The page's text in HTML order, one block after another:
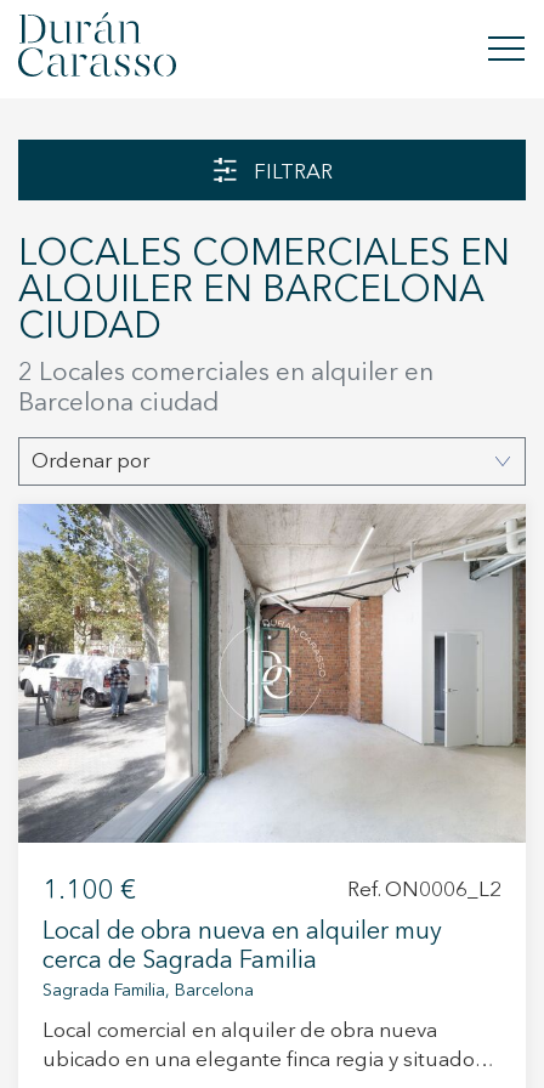
VENDER
OBRA NUEVA
INVERSIONES
GRUPO DC
CONTACTO
+34 935 178 067
ES CA EN FR
FILTRAR
LOCALES COMERCIALES EN
ALQUILER EN BARCELONA
CIUDAD
2 Locales comerciales en alquiler en
Barcelona ciudad
Ordenar por
1.100 € Ref. ON0006_L2
Local de obra nueva en alquiler muy
cerca de Sagrada Familia
Sagrada Familia, Barcelona
Local comercial en alquiler de obra nueva
ubicado en una elegante finca regia y situado
Modificar cookies
Técnicas y funcionales
Este sitio web utiliza Cookies propias para recopilar
información con la finalidad de mejorar nuestros servicios.
Si continua navegando, supone la aceptación de la
instalación de las mismas. El usuario tiene la posibilidad
de configurar su navegador pudiendo, si así lo desea,
impedir que sean instaladas en su disco duro, aunque
deberá tener en cuenta que dicha acción podrá ocasionar